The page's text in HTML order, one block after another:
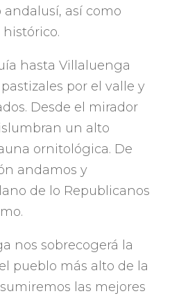
andalusí, así como
histórico.
hasta Villaluenga
por el valle y
. Desde el mirador
un alto
ornitológica. De
andamos y
de lo Republicanos
.
nos sobrecogerá la
pueblo más alto de la
las mejores